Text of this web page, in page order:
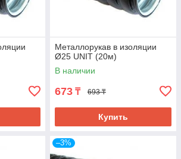
Металлорукав в изоляции
Ø25 UNIT (20м)
В наличии
673 ₸ 693 ₸
Купить
–3%